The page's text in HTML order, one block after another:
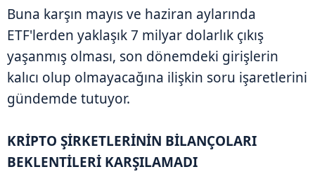
Buna karşın mayıs ve haziran aylarında
ETF'lerden yaklaşık 7 milyar dolarlık çıkış
yaşanmış olması, son dönemdeki girişlerin
kalıcı olup olmayacağına ilişkin soru işaretlerini
gündemde tutuyor.
KRİPTO ŞİRKETLERİNİN BİLANÇOLARI
BEKLENTİLERİ KARŞILAMADI